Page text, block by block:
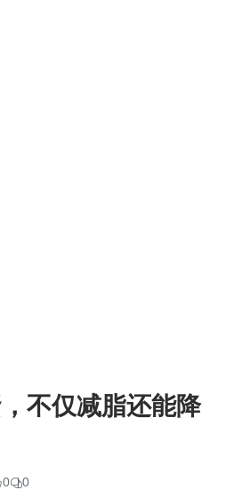
不仅减脂还能降
0 0